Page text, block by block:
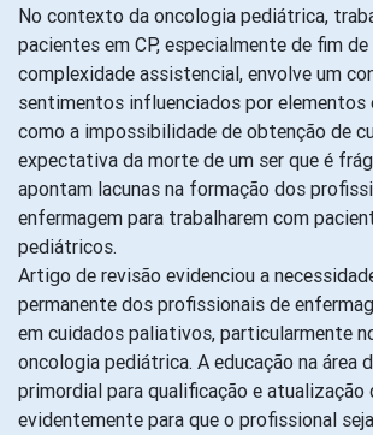
No contexto da oncologia pediátrica,
pacientes em CP, especialmente de fim
complexidade assistencial, envolve um
sentimentos influenciados por elementos
como a impossibilidade de obtenção de
expectativa da morte de um ser que é
apontam lacunas na formação dos
enfermagem para trabalharem com
pediátricos.
Artigo de revisão evidenciou a
permanente dos profissionais de
em cuidados paliativos, particularmente
oncologia pediátrica. A educação na área
primordial para qualificação e atualização
evidentemente para que o profissional